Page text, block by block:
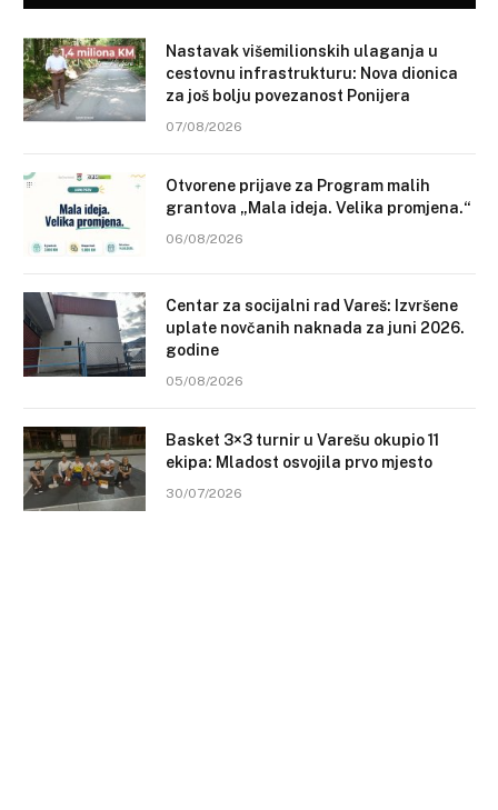
Nastavak višemilionskih ulaganja u
cestovnu infrastrukturu: Nova dionica
za još bolju povezanost Ponijera
07/08/2026
Otvorene prijave za Program malih
grantova „Mala ideja. Velika promjena.“
06/08/2026
Centar za socijalni rad Vareš: Izvršene
uplate novčanih naknada za juni 2026.
godine
05/08/2026
Basket 3×3 turnir u Varešu okupio 11
ekipa: Mladost osvojila prvo mjesto
30/07/2026